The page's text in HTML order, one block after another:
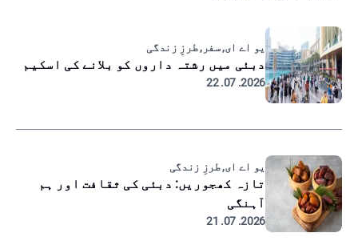
یو اے ای, سفر, طرزِ زندگی
دبئی میں رشتہ داروں کو بلانے کی اسکیم
2026. 07. 22
یو اے ای, طرزِ زندگی
تازہ کھجوریں: دبئی کی ثقافت اور ہم
آہنگی
2026. 07. 21